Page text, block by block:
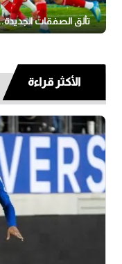
تألق الصفقات
الأكثر قراءة